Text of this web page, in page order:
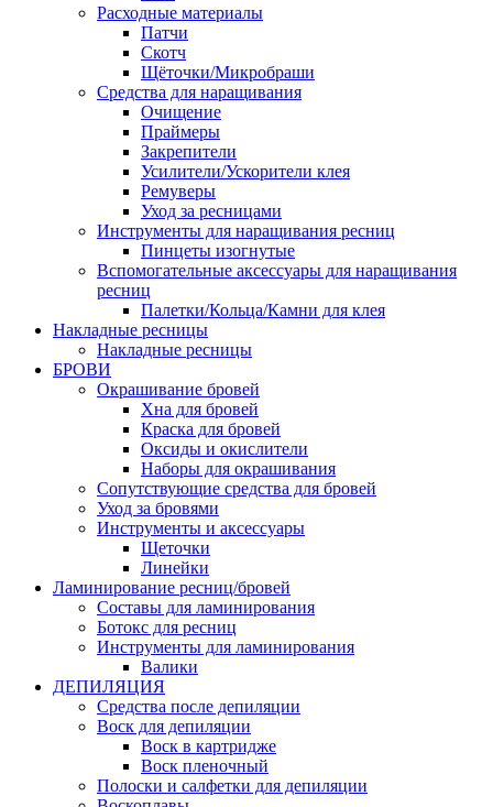
Расходные материалы
Патчи
Скотч
Щёточки/Микробраши
Средства для наращивания
Очищение
Праймеры
Закрепители
Усилители/Ускорители клея
Ремуверы
Уход за ресницами
Инструменты для наращивания ресниц
Пинцеты изогнутые
Вспомогательные аксессуары для наращивания
ресниц
Палетки/Кольца/Камни для клея
Накладные ресницы
Накладные ресницы
БРОВИ
Окрашивание бровей
Хна для бровей
Краска для бровей
Оксиды и окислители
Наборы для окрашивания
Сопутствующие средства для бровей
Уход за бровями
Инструменты и аксессуары
Щеточки
Линейки
Ламинирование ресниц/бровей
Составы для ламинирования
Ботокс для ресниц
Инструменты для ламинирования
Валики
ДЕПИЛЯЦИЯ
Средства после депиляции
Воск для депиляции
Воск в картридже
Воск пленочный
Полоски и салфетки для депиляции